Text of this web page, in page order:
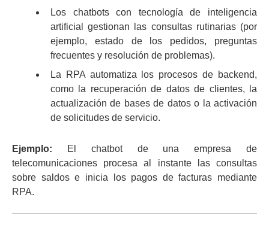
Los chatbots con tecnología de inteligencia
artificial gestionan las consultas rutinarias (por
ejemplo, estado de los pedidos, preguntas
frecuentes y resolución de problemas).
La RPA automatiza los procesos de backend,
como la recuperación de datos de clientes, la
actualización de bases de datos o la activación
de solicitudes de servicio.
Ejemplo: El chatbot de una empresa de
telecomunicaciones procesa al instante las consultas
sobre saldos e inicia los pagos de facturas mediante
RPA.